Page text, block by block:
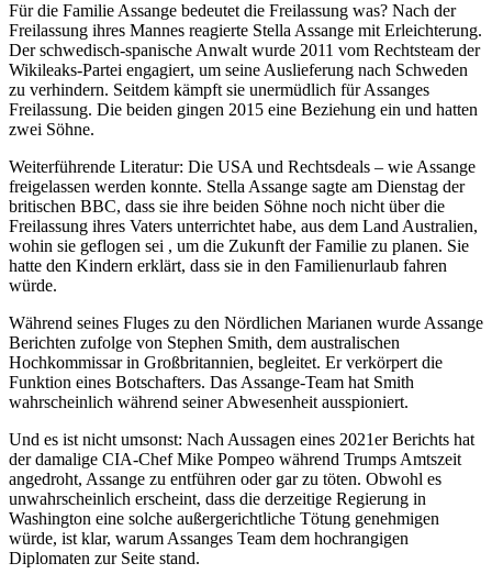
Für die Familie Assange bedeutet die Freilassung was? Nach der
Freilassung ihres Mannes reagierte Stella Assange mit Erleichterung.
Der schwedisch-spanische Anwalt wurde 2011 vom Rechtsteam der
Wikileaks-Partei engagiert, um seine Auslieferung nach Schweden
zu verhindern. Seitdem kämpft sie unermüdlich für Assanges
Freilassung. Die beiden gingen 2015 eine Beziehung ein und hatten
zwei Söhne.
Weiterführende Literatur: Die USA und Rechtsdeals – wie Assange
freigelassen werden konnte. Stella Assange sagte am Dienstag der
britischen BBC, dass sie ihre beiden Söhne noch nicht über die
Freilassung ihres Vaters unterrichtet habe, aus dem Land Australien,
wohin sie geflogen sei , um die Zukunft der Familie zu planen. Sie
hatte den Kindern erklärt, dass sie in den Familienurlaub fahren
würde.
Während seines Fluges zu den Nördlichen Marianen wurde Assange
Berichten zufolge von Stephen Smith, dem australischen
Hochkommissar in Großbritannien, begleitet. Er verkörpert die
Funktion eines Botschafters. Das Assange-Team hat Smith
wahrscheinlich während seiner Abwesenheit ausspioniert.
Und es ist nicht umsonst: Nach Aussagen eines 2021er Berichts hat
der damalige CIA-Chef Mike Pompeo während Trumps Amtszeit
angedroht, Assange zu entführen oder gar zu töten. Obwohl es
unwahrscheinlich erscheint, dass die derzeitige Regierung in
Washington eine solche außergerichtliche Tötung genehmigen
würde, ist klar, warum Assanges Team dem hochrangigen
Diplomaten zur Seite stand.